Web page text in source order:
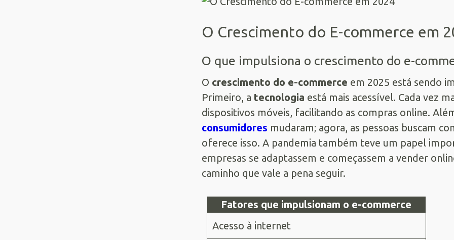
O Crescimento do E-commerce em
O que impulsiona o crescimento do e-
O crescimento do e-commerce em 2025 está sendo
Primeiro, a tecnologia está mais acessível. Cada vez
dispositivos móveis, facilitando as compras online.
consumidores mudaram; agora, as pessoas buscam
oferece isso. A pandemia também teve um papel
empresas se adaptassem e começassem a vender
caminho que vale a pena seguir.
Fatores que impulsionam o e-commerce
Acesso à internet